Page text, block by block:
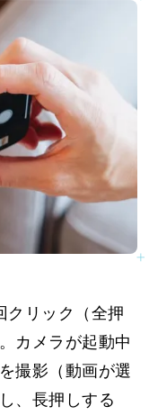
クリック（全押
カメラが起動中
撮影（動画が選
、長押しする